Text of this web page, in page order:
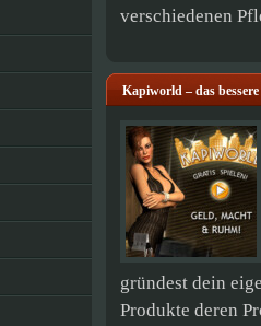
verschiedenen
Kapiworld – das
gründest dein
Produkte deren